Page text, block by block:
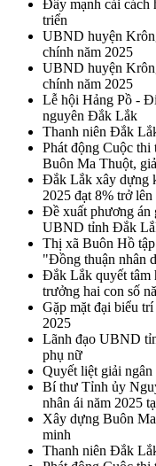
Đẩy mạnh cải cách
triển
UBND huyện
chính năm 2025
UBND huyện
chính năm 2025
Lễ hội Hảng Pồ -
nguyên Đắk Lắk
Thanh niên Đắk
Phát động Cuộc thi
Buôn Ma Thuột,
Đắk Lắk xây dựng
2025 đạt 8% trở lên
Đề xuất phương án
UBND tỉnh Đắk
Thị xã Buôn Hồ
"Đồng thuận nhân
Đắk Lắk quyết tâm
trưởng hai con số
Gặp mặt đại biểu
2025
Lãnh đạo UBND
phụ nữ
Quyết liệt giải
Bí thư Tỉnh ủy
nhân ái năm 2025
Xây dựng Buôn
minh
Thanh niên Đắk